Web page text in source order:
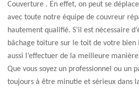
Couverture . En effet, on peut se
avec toute notre équipe de couvreur
hautement qualifié. S’il est nécessaire
bâchage toiture sur le toit de votre
aussi l’effectuer de la meilleure manière
Que vous soyez un professionnel ou un
toujours à être minutie et sérieux dans